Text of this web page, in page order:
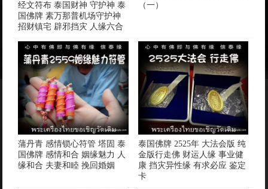
经文符布 泰国财神 守护神 泰
国佛牌 素万那普机场守护神
招财镇宅 辟邪挡灾 人缘六合
（一）
蒲丹青 感情锁心符管 塔固 泰
国佛牌 感情和合 姻缘魅力 人
缘和合 夫妻和睦 挽回婚姻
泰国佛牌 2525年 大法会版 纯
金版行走佛 财运人缘 事业健
康 挡灾异性缘 有求必应 鉴定
卡